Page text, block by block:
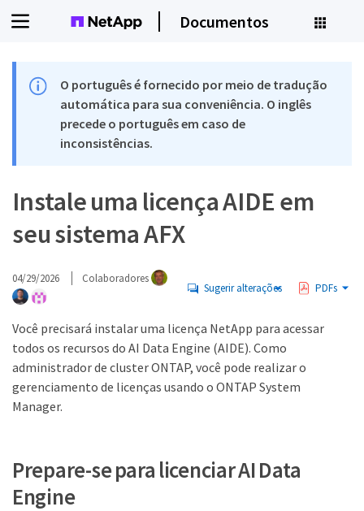
Documentos
O português é fornecido por meio de tradução
automática para sua conveniência. O inglês
precede o português em caso de
inconsistências.
Instale uma licença AIDE em
seu sistema AFX
04/29/2026 Colaboradores
Sugerir alterações PDFs
Você precisará instalar uma licença NetApp para acessar
todos os recursos do AI Data Engine (AIDE). Como
administrador de cluster ONTAP, você pode realizar o
gerenciamento de licenças usando o ONTAP System
Manager.
Prepare-se para licenciar AI Data
Engine